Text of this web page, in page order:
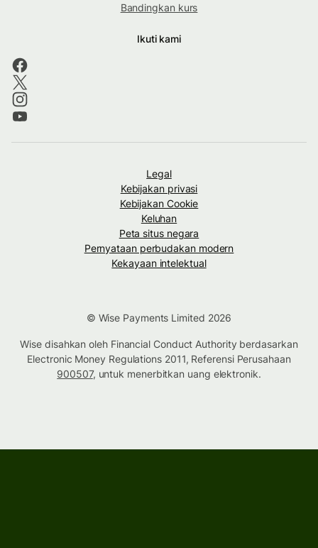
Bandingkan kurs
Ikuti kami
Legal
Kebijakan privasi
Kebijakan Cookie
Keluhan
Peta situs negara
Pernyataan perbudakan modern
Kekayaan intelektual
© Wise Payments Limited 2026
Wise disahkan oleh Financial Conduct Authority berdasarkan
Electronic Money Regulations 2011, Referensi Perusahaan
900507, untuk menerbitkan uang elektronik.